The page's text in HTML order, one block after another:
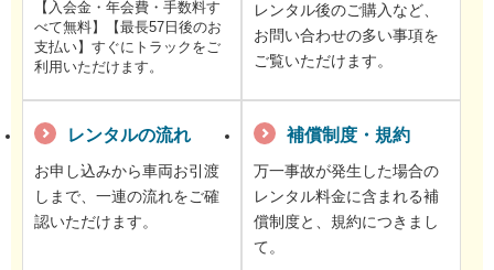
【入会金・年会費・手数料す
べて無料】【最長57日後のお
支払い】すぐにトラックをご
利用いただけます。
レンタル後のご購入など、
お問い合わせの多い事項を
ご覧いただけます。
レンタルの流れ
お申し込みから車両お引渡
しまで、一連の流れをご確
認いただけます。
補償制度・規約
万一事故が発生した場合の
レンタル料金に含まれる補
償制度と、規約につきまし
て。